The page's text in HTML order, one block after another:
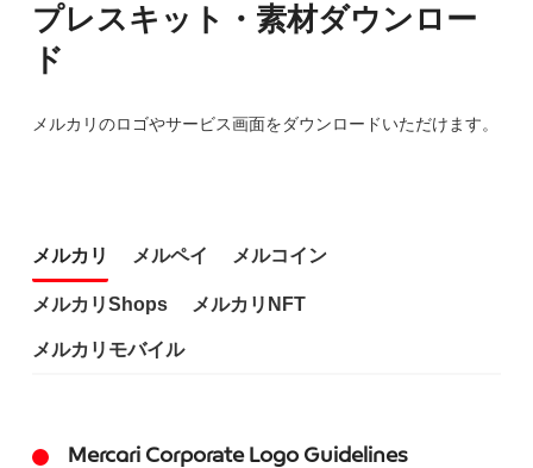
プレスキット・素材ダウンロー
ド
メルカリのロゴやサービス画面をダウンロードいただけます。
メルカリ メルペイ メルコイン
メルカリShops メルカリNFT
メルカリモバイル
Mercari Corporate Logo Guidelines